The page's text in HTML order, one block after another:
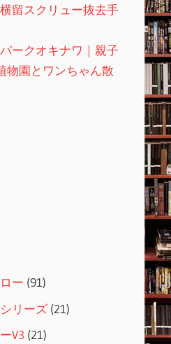
留スクリュー抜去手
ークオキナワ｜親子
物園とワンちゃん散
ー (91)
リーズ(21)
V3 (21)